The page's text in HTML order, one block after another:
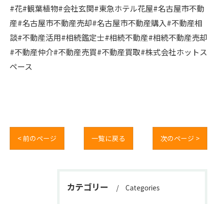
#花#観葉植物#会社玄関#東急ホテル花屋#名古屋市不動
産#名古屋市不動産売却#名古屋市不動産購入#不動産相
談#不動産活用#相続鑑定士#相続不動産#相続不動産売却
#不動産仲介#不動産売買#不動産買取#株式会社ホットス
ペース
< 前のページ 一覧に戻る 次のページ >
カテゴリー Categories